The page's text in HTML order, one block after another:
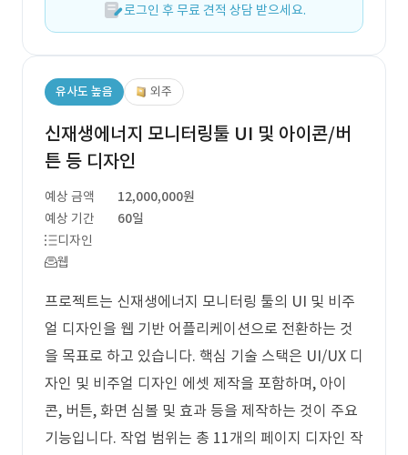
로그인 후 무료 견적 상담 받으세요.
유사도 높음 외주
신재생에너지 모니터링툴 UI 및 아이콘/버
튼 등 디자인
예상 금액
12,000,000원
예상 기간
60일
디자인
웹
프로젝트는 신재생에너지 모니터링 툴의 UI 및 비주
얼 디자인을 웹 기반 어플리케이션으로 전환하는 것
을 목표로 하고 있습니다. 핵심 기술 스택은 UI/UX 디
자인 및 비주얼 디자인 에셋 제작을 포함하며, 아이
콘, 버튼, 화면 심볼 및 효과 등을 제작하는 것이 주요
기능입니다. 작업 범위는 총 11개의 페이지 디자인 작